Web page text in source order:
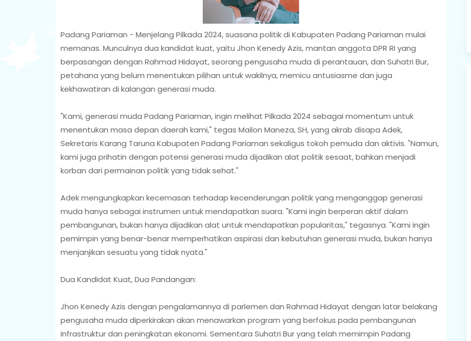
Padang Pariaman - Menjelang Pilkada 2024, suasana politik di Kabupaten Padang Pariaman mulai
memanas. Munculnya dua kandidat kuat, yaitu Jhon Kenedy Azis, mantan anggota DPR RI yang
berpasangan dengan Rahmad Hidayat, seorang pengusaha muda di perantauan, dan Suhatri Bur,
petahana yang belum menentukan pilihan untuk wakilnya, memicu antusiasme dan juga
kekhawatiran di kalangan generasi muda.
"Kami, generasi muda Padang Pariaman, ingin melihat Pilkada 2024 sebagai momentum untuk
menentukan masa depan daerah kami," tegas Mailon Maneza, SH, yang akrab disapa Adek,
Sekretaris Karang Taruna Kabupaten Padang Pariaman sekaligus tokoh pemuda dan aktivis. "Namun,
kami juga prihatin dengan potensi generasi muda dijadikan alat politik sesaat, bahkan menjadi
korban dari permainan politik yang tidak sehat."
Adek mengungkapkan kecemasan terhadap kecenderungan politik yang menganggap generasi
muda hanya sebagai instrumen untuk mendapatkan suara. "Kami ingin berperan aktif dalam
pembangunan, bukan hanya dijadikan alat untuk mendapatkan popularitas," tegasnya. "Kami ingin
pemimpin yang benar-benar memperhatikan aspirasi dan kebutuhan generasi muda, bukan hanya
menjanjikan sesuatu yang tidak nyata."
Dua Kandidat Kuat, Dua Pandangan:
Jhon Kenedy Azis dengan pengalamannya di parlemen dan Rahmad Hidayat dengan latar belakang
pengusaha muda diperkirakan akan menawarkan program yang berfokus pada pembangunan
infrastruktur dan peningkatan ekonomi. Sementara Suhatri Bur yang telah memimpin Padang